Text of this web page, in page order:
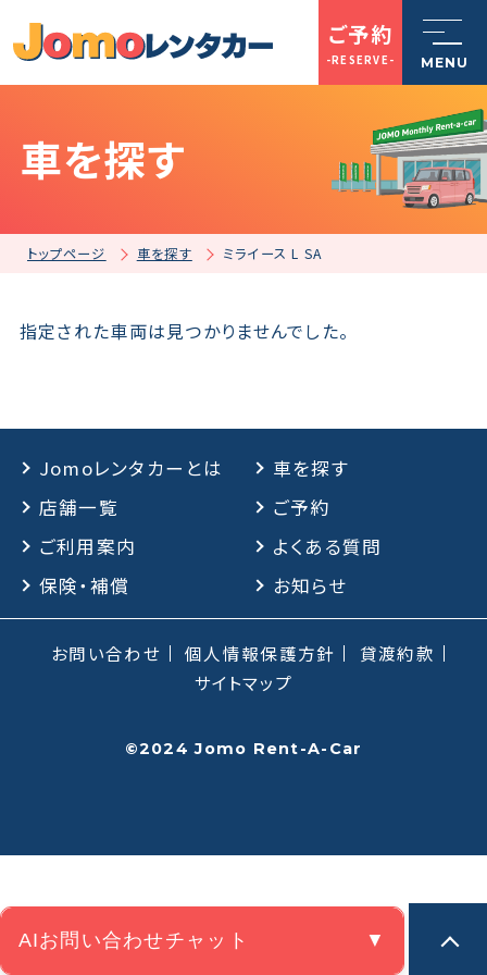
AIお問い合わせチャット ▼
MENU
よくある質問
お問い合わせチャット
トップページ
Jomoレンタカーとは
車を探す
ご利用案内
ご予約
-RESERVE-
車を探す
トップページ 車を探す ミライース L SA
指定された車両は見つかりませんでした。
Jomoレンタカーとは
車を探す
店舗一覧
ご予約
ご利用案内
よくある質問
保険・補償
お知らせ
お問い合わせ 個人情報保護方針
貸渡約款
サイトマップ
©2024 Jomo Rent-A-Car